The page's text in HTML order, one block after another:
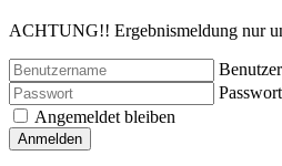
ACHTUNG!! Ergebnismeldung nur
Passwort
Angemeldet bleiben
Anmelden